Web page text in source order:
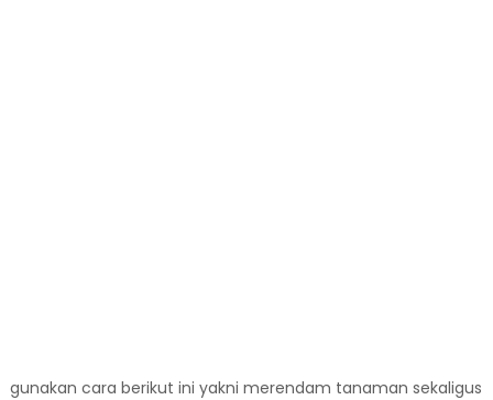
gunakan cara berikut ini yakni merendam tanaman sekaligus